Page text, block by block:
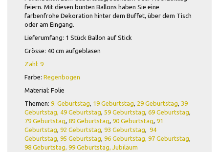
feiern. Mit diesen bunten Ballons haben Sie eine
farbenfrohe Dekoration hinter dem Buffet, über dem Tisch
oder am Eingang.
Lieferumfang: 1 Stück Ballon auf Stick
Grösse: 40 cm aufgeblasen
Zahl: 9
Farbe: Regenbogen
Material: Folie
Themen: 9. Geburtstag, 19 Geburtstag, 29 Geburtstag, 39
Geburtstag, 49 Geburtstag, 59 Geburtstag, 69 Geburtstag,
79 Geburtstag, 89 Geburtstag, 90 Geburtstag, 91
Geburtstag, 92 Geburtstag, 93 Geburtstag, 94
Geburtstag, 95 Geburtstag, 96 Geburtstag, 97 Geburtstag,
98 Geburtstag, 99 Geburtstag, Jubiläum